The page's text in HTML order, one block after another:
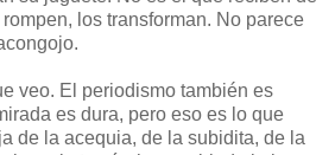
los transforman. No parece
veo. El periodismo también es
es dura, pero eso es lo que
de la acequia, de la subidita, de la